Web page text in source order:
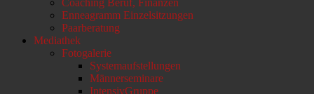
Enneagramm Einzelsitzungen
Paarberatung
Mediathek
Fotogalerie
Systemaufstellungen
Männerseminare
IntensivGruppe